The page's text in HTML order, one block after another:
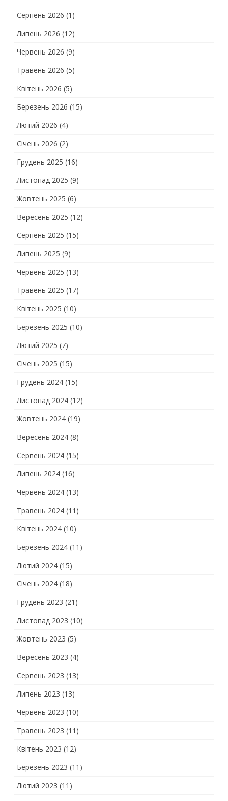
Серпень 2026 (1)
Липень 2026 (12)
Червень 2026 (9)
Травень 2026 (5)
Квітень 2026 (5)
Березень 2026 (15)
Лютий 2026 (4)
Січень 2026 (2)
Грудень 2025 (16)
Листопад 2025 (9)
Жовтень 2025 (6)
Вересень 2025 (12)
Серпень 2025 (15)
Липень 2025 (9)
Червень 2025 (13)
Травень 2025 (17)
Квітень 2025 (10)
Березень 2025 (10)
Лютий 2025 (7)
Січень 2025 (15)
Грудень 2024 (15)
Листопад 2024 (12)
Жовтень 2024 (19)
Вересень 2024 (8)
Серпень 2024 (15)
Липень 2024 (16)
Червень 2024 (13)
Травень 2024 (11)
Квітень 2024 (10)
Березень 2024 (11)
Лютий 2024 (15)
Січень 2024 (18)
Грудень 2023 (21)
Листопад 2023 (10)
Жовтень 2023 (5)
Вересень 2023 (4)
Серпень 2023 (13)
Липень 2023 (13)
Червень 2023 (10)
Травень 2023 (11)
Квітень 2023 (12)
Березень 2023 (11)
Лютий 2023 (11)